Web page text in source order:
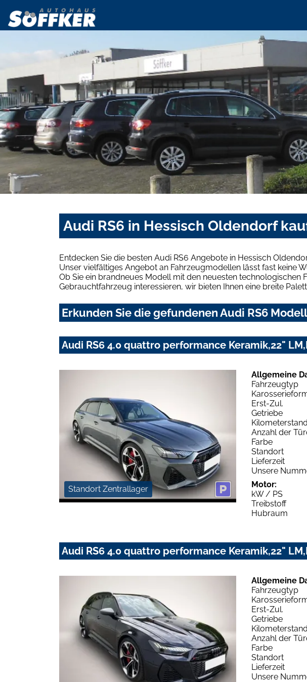
Audi RS6 in Hessisch Oldendorf
Entdecken Sie die besten Audi RS6 Angebote in Hessisch
Unser vielfältiges Angebot an Fahrzeugmodellen lässt fast keine
Ob Sie ein brandneues Modell mit den neuesten
Gebrauchtfahrzeug interessieren, wir bieten Ihnen eine breite
Erkunden Sie die gefundenen Audi RS6
Audi RS6 4.0 quattro performance Keramik,22"
Standort Zentrallager
Allgemeine
Fahrzeugtyp
Erst-Zul.
Getriebe
Kilometerstand
Anzahl der
Farbe
Standort
Lieferzeit
Unsere
Motor:
kW / PS
Treibstoff
Hubraum
Audi RS6 4.0 quattro performance Keramik,22"
Allgemeine
Fahrzeugtyp
Erst-Zul.
Getriebe
Kilometerstand
Anzahl der
Farbe
Standort
Lieferzeit
Unsere